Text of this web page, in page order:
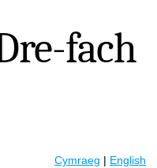
fach
Cymraeg | English